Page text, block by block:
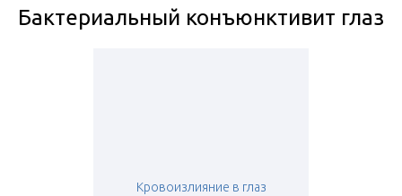
Бактериальный конъюнктивит глаз
Кровоизлияние в глаз